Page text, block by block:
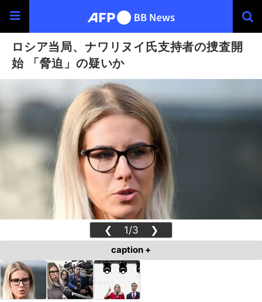
ロシア当局、ナワリヌイ氏支持者の捜査開
始 「脅迫」の疑いか
❮ 1/3 ❯
caption +